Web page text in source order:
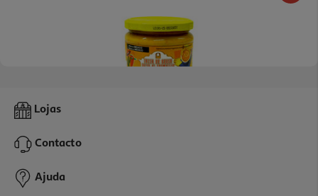
Molho Auchan Com Sabor A Queijo 300g
2,35 €
Lojas
Contacto
Ajuda